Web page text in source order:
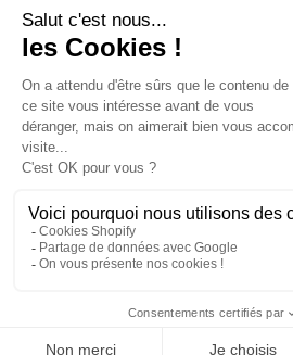
Guide des tailles All Mountain
Cartes Cadeaux
Last Chance
ÉQUIPEMENT
Tout l'Équipement
Casques
Fixations
Bâtons
Couteaux
Textile
Cartes Cadeaux
Last Chance
CONFIDENTIALITÉ CGV
2026